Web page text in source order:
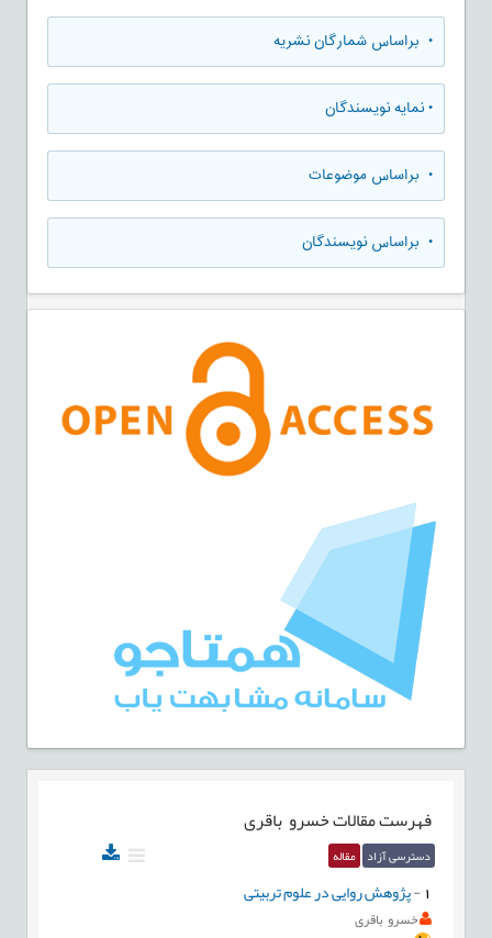
• براساس شمارگان نشریه
•نمایه نویسندگان
• براساس موضوعات
• براساس نویسندگان
فهرست مقالاتخسرو باقری
دسترسی آزاد مقاله
-پژوهش روایی در علوم تربیتی
خسرو باقری